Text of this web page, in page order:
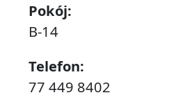
Pokój:
B-14
Telefon:
77 449 8402